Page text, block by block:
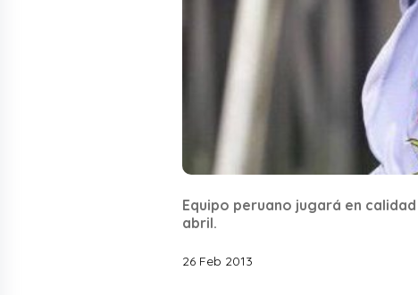
Equipo peruano jugará en
abril.
26 Feb 2013